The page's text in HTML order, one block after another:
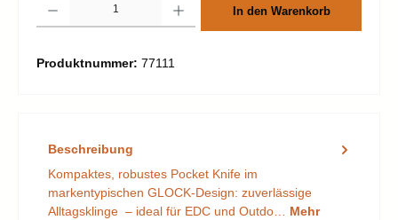
In den Warenkorb
Produktnummer: 77111
Beschreibung
Kompaktes, robustes Pocket Knife im
markentypischen GLOCK-Design: zuverlässige
Alltagsklinge – ideal für EDC und Outdo… Mehr